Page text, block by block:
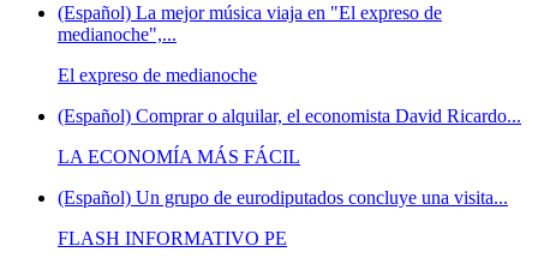
(Español) La mejor música viaja en "El expreso de
medianoche",...
El expreso de medianoche
(Español) Comprar o alquilar, el economista David Ricardo...
LA ECONOMÍA MÁS FÁCIL
(Español) Un grupo de eurodiputados concluye una visita...
FLASH INFORMATIVO PE